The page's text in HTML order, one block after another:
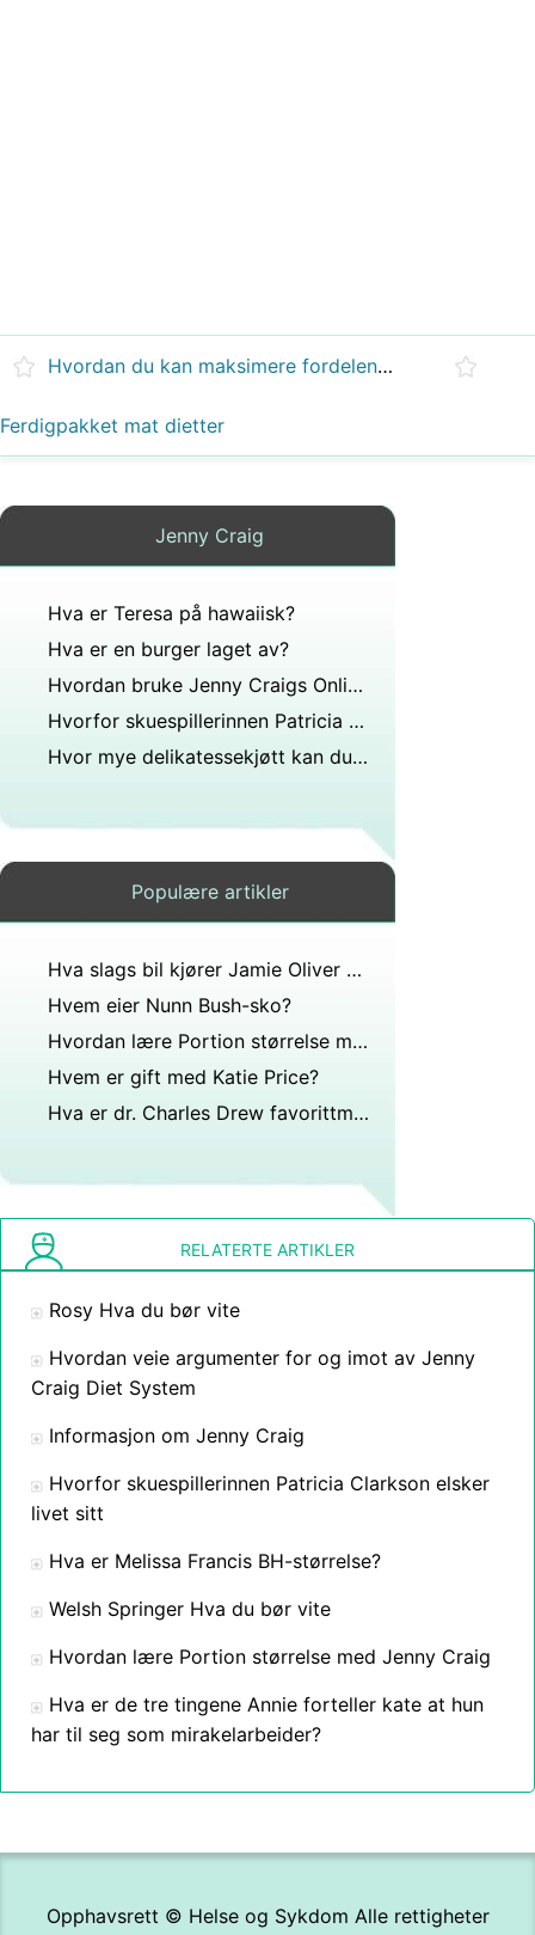
Hvordan du kan maksimere fordelene med en Jenny Craig Medlemskap
Ferdigpakket mat dietter
Jenny Craig
Hva er Teresa på hawaiisk?
Hva er en burger laget av?
Hvordan bruke Jenny Craigs Online Menu Planner
Hvorfor skuespillerinnen Patricia Clarkson elsker livet sitt
Hvor mye delikatessekjøtt kan du spise mens du er gravid?
Populære artikler
Hva slags bil kjører Jamie Oliver på Jamie matrevolusjon?
Hvem eier Nunn Bush-sko?
Hvordan lære Portion størrelse med Jenny Craig
Hvem er gift med Katie Price?
Hva er dr. Charles Drew favorittmat?
RELATERTE ARTIKLER
Rosy Hva du bør vite
Hvordan veie argumenter for og imot av Jenny
Craig Diet System
Informasjon om Jenny Craig
Hvorfor skuespillerinnen Patricia Clarkson elsker
livet sitt
Hva er Melissa Francis BH-størrelse?
Welsh Springer Hva du bør vite
Hvordan lære Portion størrelse med Jenny Craig
Hva er de tre tingene Annie forteller kate at hun
har til seg som mirakelarbeider?
Opphavsrett © Helse og Sykdom Alle rettigheter